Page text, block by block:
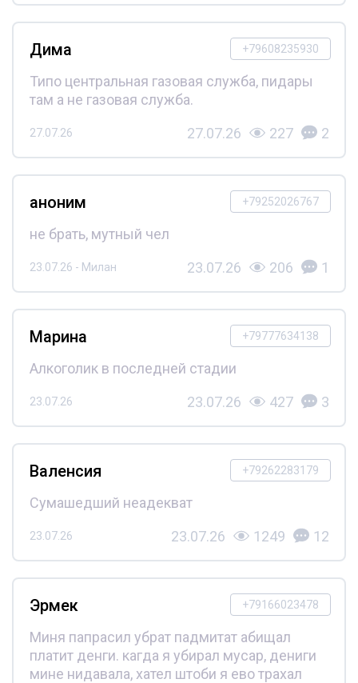
+79608235930
Дима
Типо центральная газовая служба, пидары
там а не газовая служба.
27.07.26 27.07.26 227 2
+79252026767
аноним
не брать, мутный чел
23.07.26 - Милан 23.07.26 206 1
+79777634138
Марина
Алкоголик в последней стадии
23.07.26 23.07.26 427 3
+79262283179
Валенсия
Сумашедший неадекват
23.07.26 23.07.26 1249 12
+79166023478
Эрмек
Миня папрасил убрат падмитат абищал
платит денги. кагда я убирал мусар, дениги
мине нидавала, хател штоби я ево трахал